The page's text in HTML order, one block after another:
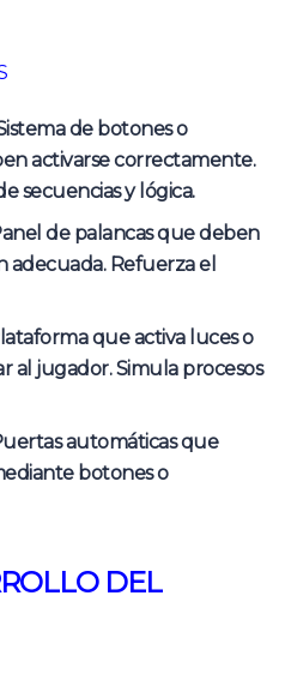
de botones o
activarse correctamente.
secuencias y lógica.
de palancas que deben
adecuada. Refuerza el
que activa luces o
al jugador. Simula procesos
automáticas que
botones o
DEL